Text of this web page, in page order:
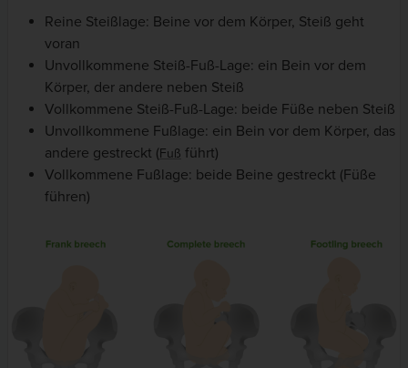
Reine Steißlage: Beine vor dem Körper, Steiß geht
voran
Unvollkommene Steiß-Fuß-Lage: ein Bein vor dem
Körper, der andere neben Steiß
Vollkommene Steiß-Fuß-Lage: beide Füße neben Steiß
Unvollkommene Fußlage: ein Bein vor dem Körper, das
andere gestreckt (Fuß führt)
Vollkommene Fußlage: beide Beine gestreckt (Füße
führen)